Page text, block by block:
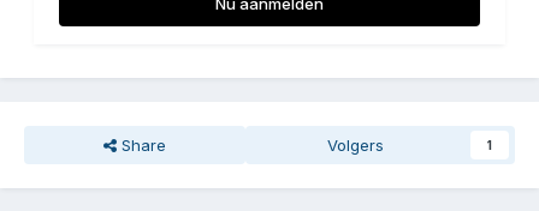
Nu aanmelden
Share Volgers 1